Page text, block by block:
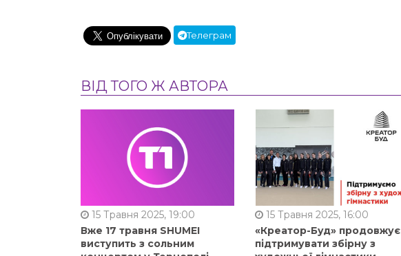
Телеграм
ВІД ТОГО Ж АВТОРА
15 Травня 2025, 19:00
Вже 17 травня SHUMEI
виступить з сольним
15 Травня 2025, 16:00
«Креатор-Буд» продовжує
підтримувати збірну з